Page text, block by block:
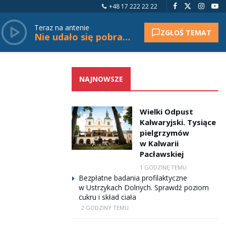
+48 17 222 22 22
Teraz na antenie
Nie udało się pobrać tytułu. ZGŁOŚ TEMAT
NAJNOWSZE
Wielki Odpust
Kalwaryjski. Tysiące
pielgrzymów
w Kalwarii
Pacławskiej
1 GODZINĘ TEMU
Bezpłatne badania profilaktyczne
w Ustrzykach Dolnych. Sprawdź poziom
cukru i skład ciała
2 GODZINY TEMU